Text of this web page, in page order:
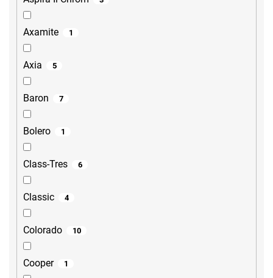
Axamite 1
Axia 5
Baron 7
Bolero 1
Class-Tres 6
Classic 4
Colorado 10
Cooper 1